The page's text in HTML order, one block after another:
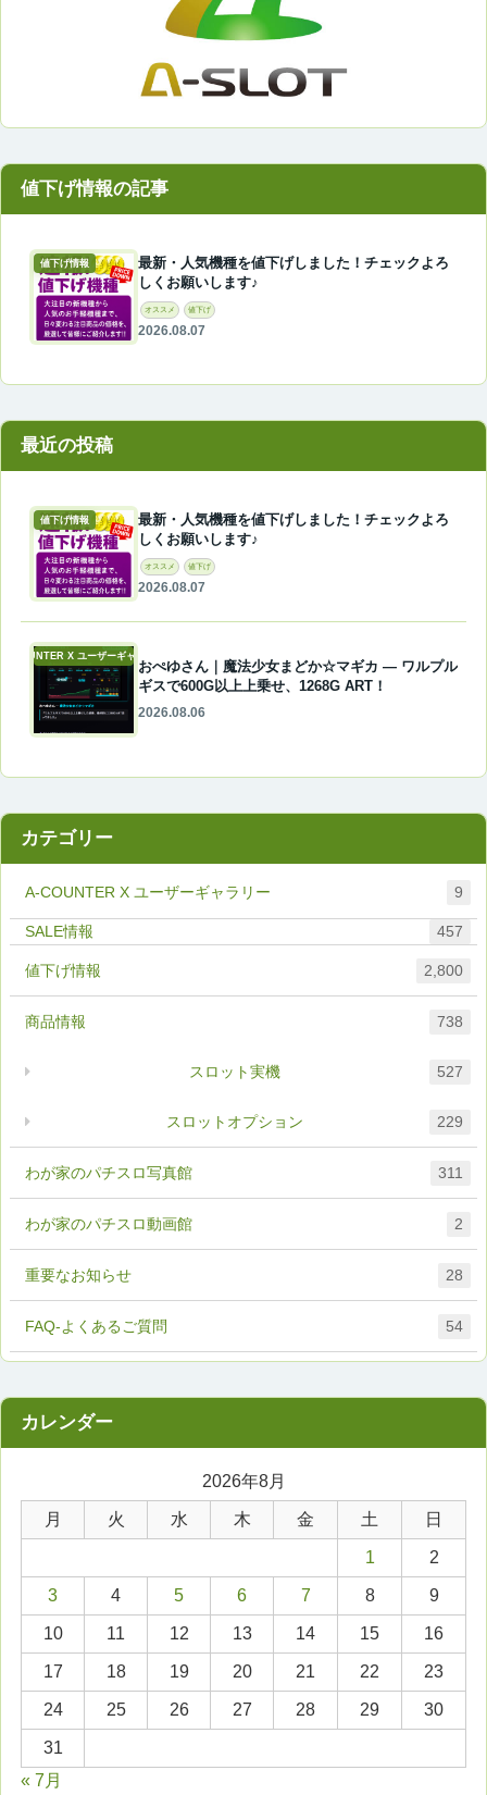
値下げ情報
最新・人気機種を値下げしました！チェックよろ
しくお願いします♪
オススメ 値下げ
2026.08.07
最近の投稿
値下げ情報
最新・人気機種を値下げしました！チェックよろ
しくお願いします♪
オススメ 値下げ
2026.08.07
A-COUNTER X ユーザーギャラリー
おぺゆさん｜魔法少女まどか☆マギカ ― ワルプル
ギスで600G以上上乗せ、1268G ART！
2026.08.06
カテゴリー
A-COUNTER X ユーザーギャラリー 9
FAQ-よくあるご質問 54
457
わが家のパチスロ写真館 311
わが家のパチスロ動画館 2
値下げ情報 2,800
商品情報 738
スロットオプション 229
スロット実機 527
重要なお知らせ 28
2026年8月
月 火 水 木 金 土 日
1 2
3 4 5 6 7 8 9
10 11 12 13 14 15 16
17 18 19 20 21 22 23
24 25 26 27 28 29 30
31
« 7月